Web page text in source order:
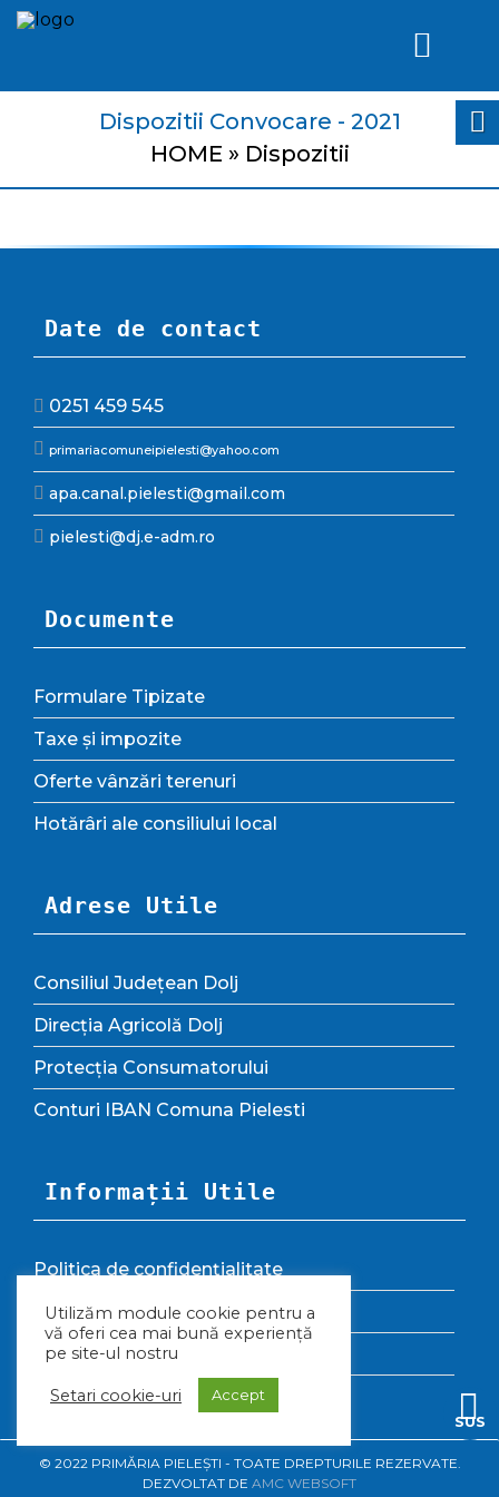
Dispozitii Convocare - 2021
HOME » Dispozitii
Date de contact
0251 459 545
primariacomuneipielesti@yahoo.com
apa.canal.pielesti@gmail.com
pielesti@dj.e-adm.ro
Documente
Formulare Tipizate
Taxe și impozite
Oferte vânzări terenuri
Hotărâri ale consiliului local
Adrese Utile
Consiliul Județean Dolj
Direcția Agricolă Dolj
Protecția Consumatorului
Conturi IBAN Comuna Pielesti
Informații Utile
Politica de confidențialitate
Termeni și condiții
Politica privind cookie-urile
Arhivă Site
© 2022 PRIMĂRIA PIELEȘTI - TOATE DREPTURILE REZERVATE.
DEZVOLTAT DE AMC WEBSOFT
SUS
Utilizăm module cookie pentru a
vă oferi cea mai bună experiență
pe site-ul nostru
Setari cookie-uri Accept